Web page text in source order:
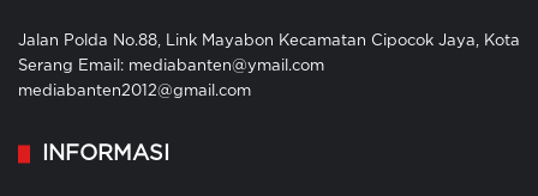
Jalan Polda No.88, Link Mayabon Kecamatan Cipocok Jaya, Kota
Serang Email: mediabanten@ymail.com
mediabanten2012@gmail.com
INFORMASI